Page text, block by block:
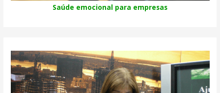
Saúde emocional para empresas